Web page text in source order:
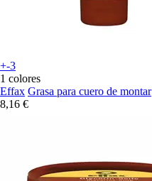
+-3
1 colores
Effax Grasa para cuero de montar
8,16 €